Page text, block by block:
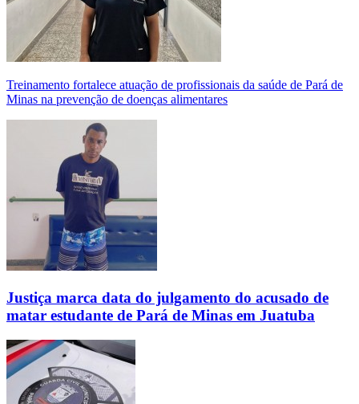
Treinamento fortalece atuação de profissionais da saúde de Pará de
Minas na prevenção de doenças alimentares
Justiça marca data do julgamento do acusado de
matar estudante de Pará de Minas em Juatuba